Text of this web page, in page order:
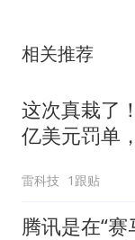
相关推荐
这次真栽了
亿美元罚单
雷科技 1跟贴
腾讯是在“